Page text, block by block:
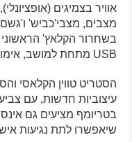
מצבים, מצבי'כביש'
בשחרור הקלאץ'
USB מתחת למושב, אימובלייזר, ופנסי LED היקפיים.
הסטריט טווין הקלאסי
עיצוביות חדשות, עם
בטריומף מציעים גם
שיאפשרו לתת נגיעות